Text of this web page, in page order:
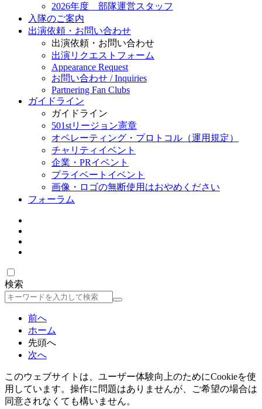
2026年度 部隊運営スタッフ
入隊のご案内
出演依頼・お問い合わせ
出演依頼・お問い合わせ
出演リクエストフォーム
Appearance Request
お問い合わせ / Inquiries
Partnering Fan Clubs
ガイドライン
ガイドライン
501stリージョン憲章
オペレーティング・プロトコル（運用規定）
チャリティイベント
企業・PRイベント
プライベートイベント
画像・ロゴの無断使用はおやめください
フォーラム
検索
検
前へ
ホーム
先頭へ
次へ
このウェブサイトは、ユーザー体験向上のためにCookieを使
用しています。操作に問題はありませんが、ご希望の場合は
同意されなくても構いません。